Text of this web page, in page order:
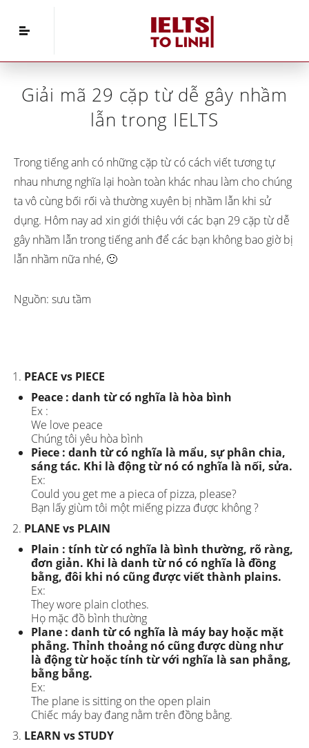
IELTS Vocabulary»Giải mã 29 cặp từ dễ
gây nhầm lẫn trong IELTS
Giải mã 29 cặp từ dễ gây nhầm
lẫn trong IELTS
Trong tiếng anh có những cặp từ có cách viết tương tự
nhau nhưng nghĩa lại hoàn toàn khác nhau làm cho chúng
ta vô cùng bối rối và thường xuyên bị nhầm lẫn khi sử
dụng. Hôm nay ad xin giới thiệu với các bạn 29 cặp từ dễ
gây nhầm lẫn trong tiếng anh để các bạn không bao giờ bị
lẫn nhầm nữa nhé, 🙂
Nguồn: sưu tầm
PEACE vs PIECE
Peace : danh từ có nghĩa là hòa bình
Ex :
We love peace
Chúng tôi yêu hòa bình
Piece : danh từ có nghĩa là mẩu, sự phân chia,
sáng tác. Khi là động từ nó có nghĩa là nối, sửa.
Ex:
Could you get me a pieca of pizza, please?
Bạn lấy giùm tôi một miếng pizza được không ?
PLANE vs PLAIN
Plain : tính từ có nghĩa là bình thường, rõ ràng,
đơn giản. Khi là danh từ nó có nghĩa là đồng
bằng, đôi khi nó cũng được viết thành plains.
Ex:
They wore plain clothes.
Họ mặc đồ bình thường
Plane : danh từ có nghĩa là máy bay hoặc mặt
phẳng. Thỉnh thoảng nó cũng được dùng như
là động từ hoặc tính từ với nghĩa là san phẳng,
bằng bẳng.
Ex:
The plane is sitting on the open plain
Chiếc máy bay đang nằm trên đồng bằng.
LEARN vs STUDY